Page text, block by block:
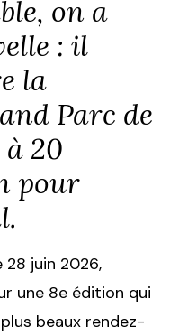
on a
: il
la
Parc de
20
pour
28 juin 2026,
une 8e édition qui
beaux rendez-